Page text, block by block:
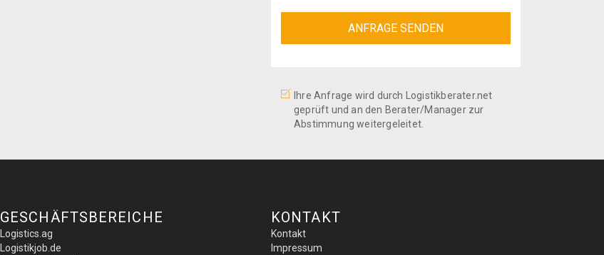
Ihre Anfrage wird durch Logistikberater.net
geprüft und an den Berater/Manager zur
Abstimmung weitergeleitet.
GESCHÄFTSBEREICHE
Logistics.ag
Logistikjob.de
KONTAKT
Kontakt
Impressum